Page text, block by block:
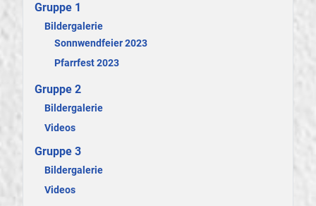
Gruppe 1
Bildergalerie
Sonnwendfeier 2023
Pfarrfest 2023
Gruppe 2
Bildergalerie
Videos
Gruppe 3
Bildergalerie
Videos